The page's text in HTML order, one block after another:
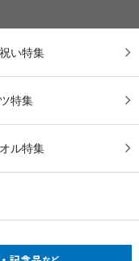
い特集
特集
ル特集